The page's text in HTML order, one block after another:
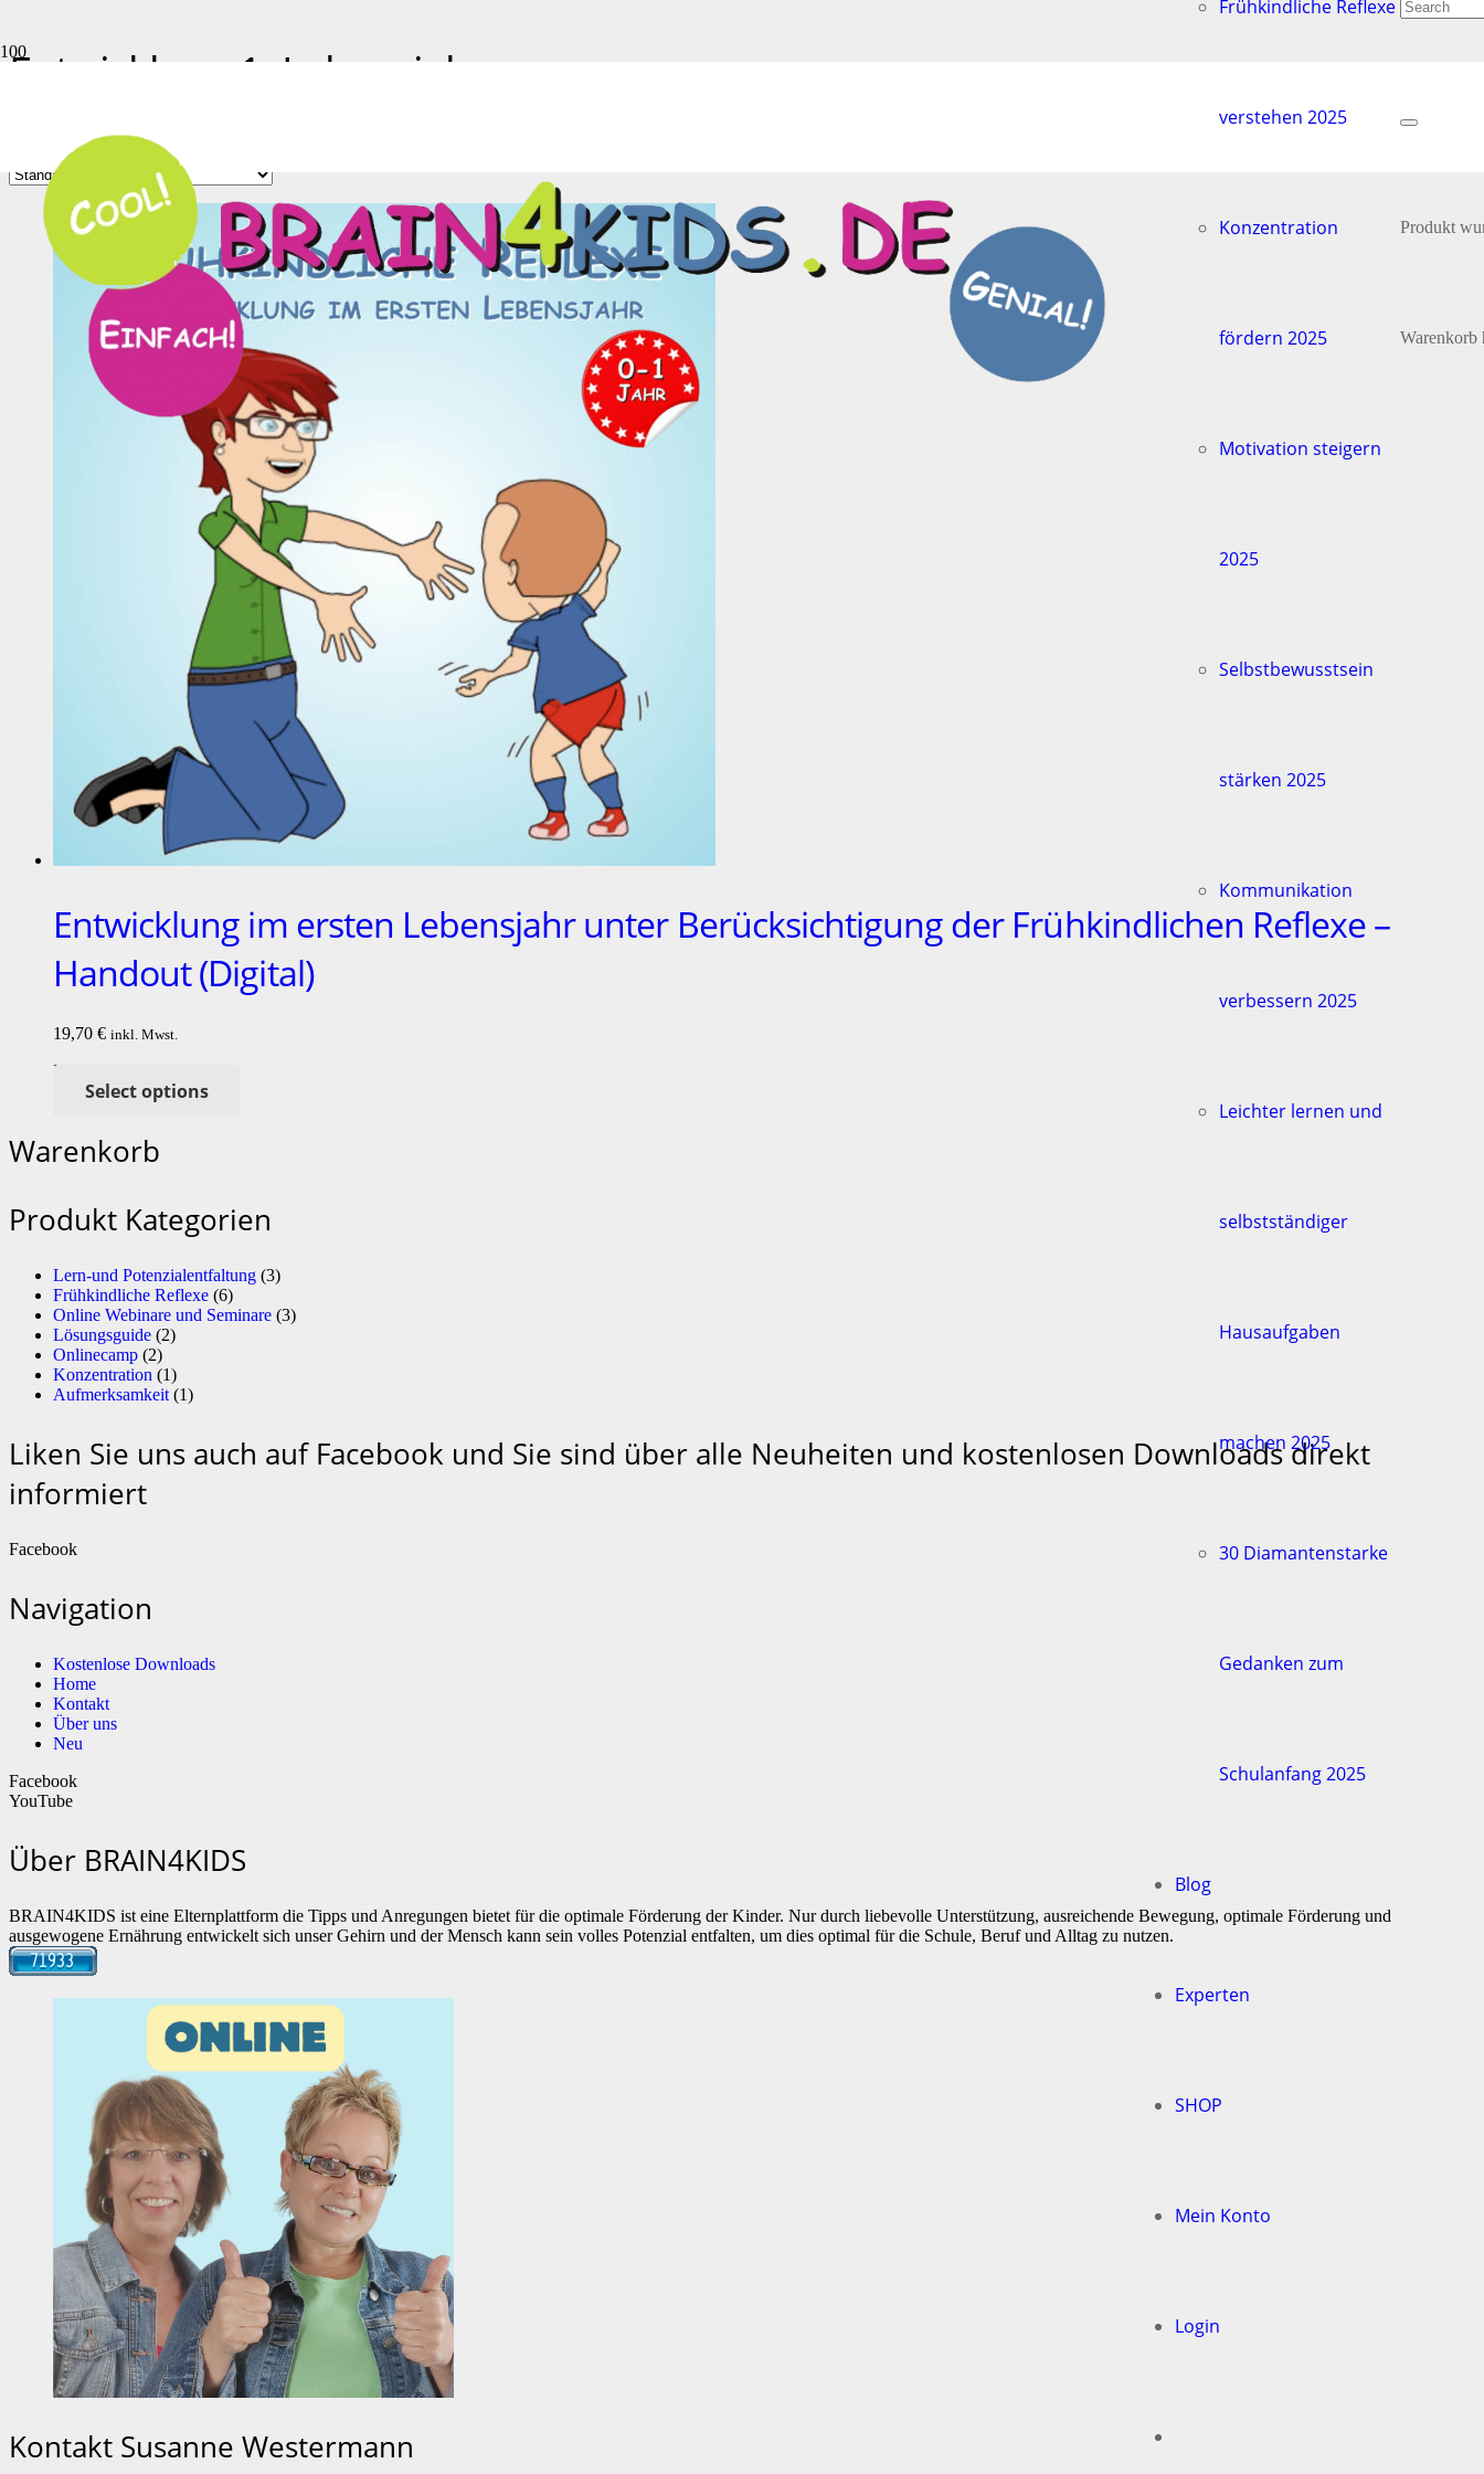
Frühkindliche Reflexe
verstehen 2025
Konzentration
fördern 2025
Motivation steigern
2025
Selbstbewusstsein
stärken 2025
Kommunikation
verbessern 2025
Leichter lernen und
selbstständiger
Hausaufgaben
machen 2025
30 Diamantenstarke
Gedanken zum
Schulanfang 2025
Blog
Experten
SHOP
Mein Konto
Login
Produkt
Warenkorb
Entwicklung 1. Lebensjahr
Einzelnes Ergebnis wird angezeigt
Entwicklung im ersten Lebensjahr unter Berücksichtigung der Frühkindlichen Reflexe –
Handout (Digital)
19,70 € inkl. Mwst.
Enthält 19% MwSt.
Select options
Warenkorb
Produkt Kategorien
Lern-und Potenzialentfaltung (3)
Frühkindliche Reflexe (6)
Online Webinare und Seminare (3)
Lösungsguide (2)
Onlinecamp (2)
Konzentration (1)
Aufmerksamkeit (1)
Liken Sie uns auch auf Facebook und Sie sind über alle Neuheiten und kostenlosen Downloads direkt
informiert
Facebook
Navigation
Kostenlose Downloads
Home
Kontakt
Über uns
Neu
Facebook
YouTube
Über BRAIN4KIDS
BRAIN4KIDS ist eine Elternplattform die Tipps und Anregungen bietet für die optimale Förderung der Kinder. Nur durch liebevolle Unterstützung, ausreichende Bewegung, optimale Förderung und
ausgewogene Ernährung entwickelt sich unser Gehirn und der Mensch kann sein volles Potenzial entfalten, um dies optimal für die Schule, Beruf und Alltag zu nutzen.
Kontakt Susanne Westermann